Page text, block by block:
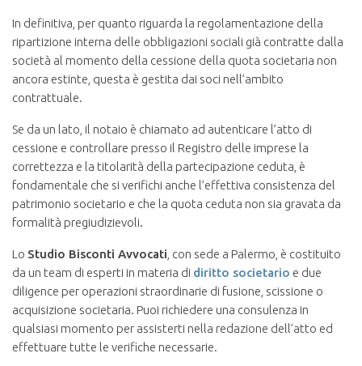
In definitiva, per quanto riguarda la regolamentazione della
ripartizione interna delle obbligazioni sociali già contratte dalla
società al momento della cessione della quota societaria non
ancora estinte, questa è gestita dai soci nell’ambito
contrattuale.
Se da un lato, il notaio è chiamato ad autenticare l’atto di
cessione e controllare presso il Registro delle imprese la
correttezza e la titolarità della partecipazione ceduta, è
fondamentale che si verifichi anche l’effettiva consistenza del
patrimonio societario e che la quota ceduta non sia gravata da
formalità pregiudizievoli.
Lo Studio Bisconti Avvocati , con sede a Palermo, è costituito
da un team di esperti in materia di diritto societario e due
diligence per operazioni straordinarie di fusione, scissione o
acquisizione societaria. Puoi richiedere una consulenza in
qualsiasi momento per assisterti nella redazione dell’atto ed
effettuare tutte le verifiche necessarie.